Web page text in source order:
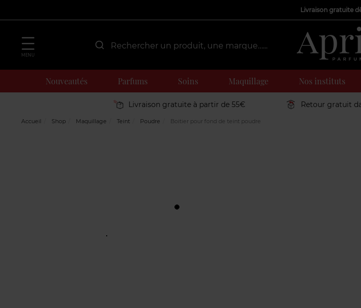
Livraison gratuite
MENU
Nouveautés Parfums Soins Maquillage Nos instituts
Livraison gratuite à partir de 55€ Retour gratuit
Accueil Shop Maquillage Teint Poudre Boitier pour fond de teint poudre